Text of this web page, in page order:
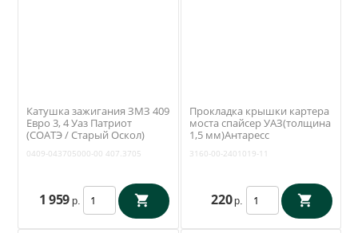
Катушка зажигания ЗМЗ 409
Евро 3, 4 Уаз Патриот
(СОАТЭ / Старый Оскол)
0409-043705000-00 407.3705
1 959 р.
Прокладка крышки картера
моста спайсер УАЗ(толщина
1,5 мм)Антаресс
11
3160-00-2401019-11
220 р.